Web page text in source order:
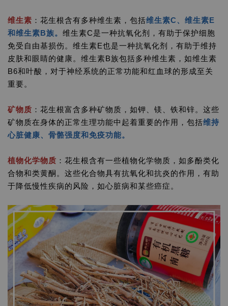
维生素 ：花生根含有多种维生素，包括维生素C、维生素E
和维生素B族。 维生素C是一种抗氧化剂，有助于保护细胞
免受自由基损伤。维生素E也是一种抗氧化剂，有助于维持
皮肤和眼睛的健康。维生素B族包括多种维生素，如维生素
B6和叶酸，对于神经系统的正常功能和红血球的形成至关
重要。
矿物质 ：花生根富含多种矿物质，如钾、镁、铁和锌。这些
矿物质在身体的正常生理功能中起着重要的作用，包括维持
心脏健康、骨骼强度和免疫功能。
植物化学物质 ：花生根含有一些植物化学物质，如多酚类化
合物和类黄酮。这些化合物具有抗氧化和抗炎的作用，有助
于降低慢性疾病的风险，如心脏病和某些癌症。